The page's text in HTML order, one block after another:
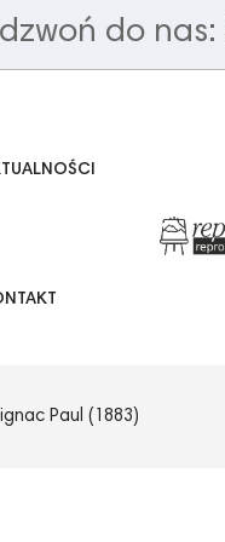
do nas:
Paul (1883)